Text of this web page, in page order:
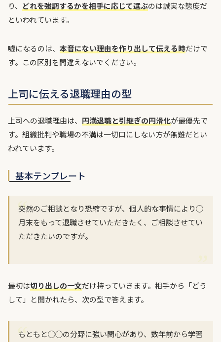
り、 どれを強調するかを相手に応じて選ぶのは誠実な態度だ
といわれています。
嘘になるのは、 本音にない理由を作り出して伝える時だけで
す。この区別を間違えないでください。
上司に伝える退職理由の型
上司への退職理由は、 円満退職と引継ぎの円滑化が最優先で
す。組織批判や職場の不満は一切口にしない方が無難だとい
われています。
基本テンプレート
突然のご相談となり恐縮ですが、個人的な事情により◯
月末をもって退職させていただきたく、ご相談させてい
ただきたいのですが。
最初は切り出しの一文だけ持っていきます。相手から「どう
して」と聞かれたら、次の型で答えます。
もともと◯◯の分野に強い関心があり、数年前から学習